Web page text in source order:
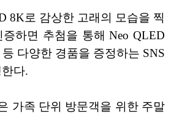
8K로 감상한 고래의 모습을 찍
하면 추첨을 통해 Neo QLED
다양한 경품을 증정하는 SNS
다.
가족 단위 방문객을 위한 주말